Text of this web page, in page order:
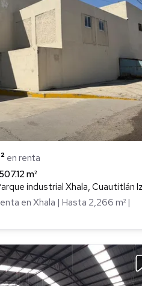
en renta
m²
en Xhala | Hasta 2,266 m² |